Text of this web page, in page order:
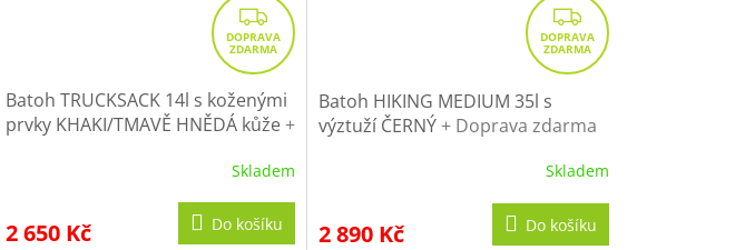
Z
D
A
R
M
Batoh TRUCKSACK 14l s koženými
prvky KHAKI/TMAVĚ HNĚDÁ kůže+
Skladem
2 650 Kč Do košíku
Z
D
A
M
Batoh HIKING MEDIUM 35l s
výztuží ČERNÝ+ Doprava zdarma
Skladem
2 890 Kč Do košíku